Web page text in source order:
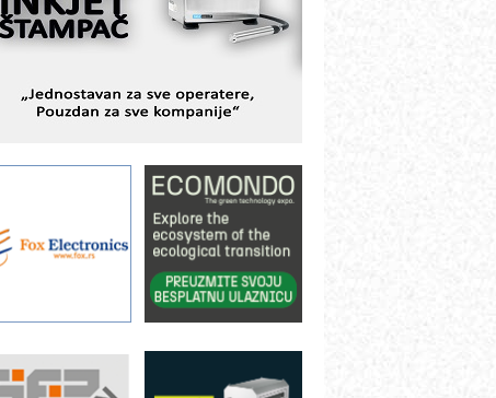
podešavanje u proizvodnji prototipova
KOP – napredna rešenja za
Alba d.o.o. – 35 godina preciznosti u
IBeRTIM - oprema za ispitivanje
– Komponente koje
pouzdanost hidrauličkih
YAMADA pumpe – japanska
Group Industrial – Napredna
rešenja za filtraciju u hidrauličkim i